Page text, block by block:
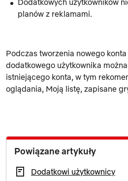
Dodatkowych użytkowników
planów z reklamami.
Podczas tworzenia nowego
dodatkowego użytkownika można
istniejącego konta, w tym
oglądania, Moją listę, zapisane
Powiązane artykuły
Dodatkowi użytkownicy